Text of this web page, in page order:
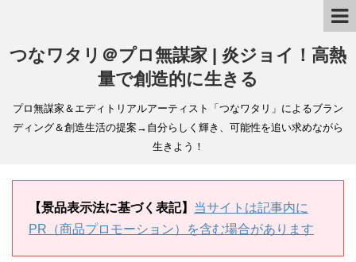
つなワタリ＠プロ無謀家 | 炎ジョイ！高熱
量で創造的に生きる
プロ無謀家＆エディトリアルアーティスト「つなワタリ」によるブラン
ディング＆創造生活の提案→自分らしく輝き、可能性を追い求めながら
生きよう！
【景品表示法に基づく表記】 当サイトは記事内に
PR（商品プロモーション）を含む場合があります